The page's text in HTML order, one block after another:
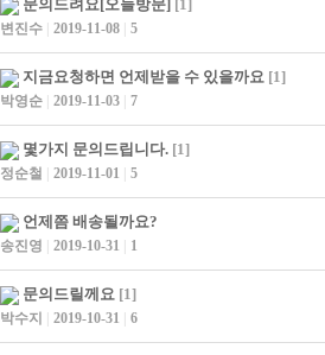
문의드려요[오늘방문] [1]
변진수 | 2019-11-08 | 5
지금요청하면 언제받을 수 있을까요 [1]
박영순 | 2019-11-03 | 7
몇가지 문의드립니다. [1]
정순철 | 2019-11-01 | 5
언제쯤 배송될까요?
송진영 | 2019-10-31 | 1
문의드릴께요 [1]
박수지 | 2019-10-31 | 6